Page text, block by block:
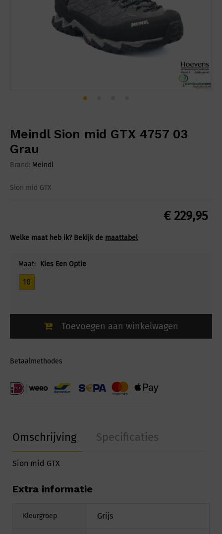
Meindl Sion mid GTX 4757 03
Grau
Brand: Meindl
Sion mid GTX
€229,95
Welke maat heb ik? Bekijk de maattabel
Maat: Kies Een Optie
10
Toevoegen aan winkelwagen
Betaalmethodes
Omschrijving Specificaties
Sion mid GTX
Extra informatie
Kleurgroep Grijs